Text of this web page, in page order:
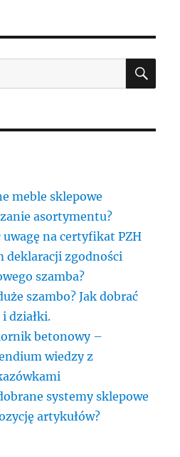
meble sklepowe
asortymentu?
na certyfikat PZH
deklaracji zgodności
szamba?
szambo? Jak dobrać
działki.
betonowy –
wiedzy z
systemy sklepowe
artykułów?